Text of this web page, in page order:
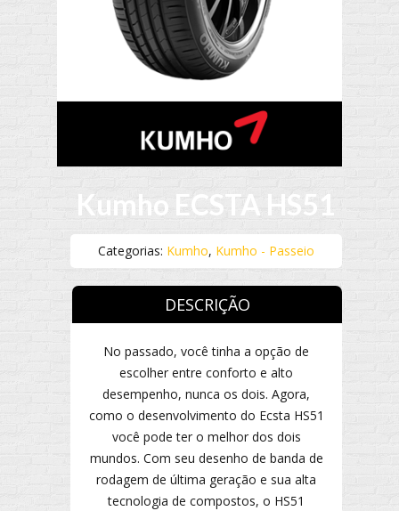
Kumho ECSTA HS51
Categorias: Kumho, Kumho - Passeio
DESCRIÇÃO
No passado, você tinha a opção de
escolher entre conforto e alto
desempenho, nunca os dois. Agora,
como o desenvolvimento do Ecsta HS51
você pode ter o melhor dos dois
mundos. Com seu desenho de banda de
rodagem de última geração e sua alta
tecnologia de compostos, o HS51